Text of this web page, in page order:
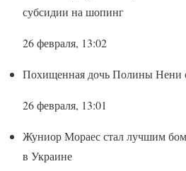
субсидии на шопинг
26 февраля, 13:02
Похищенная дочь Полины Нени
26 февраля, 13:01
Жуниор Мораес стал лучшим
в Украине